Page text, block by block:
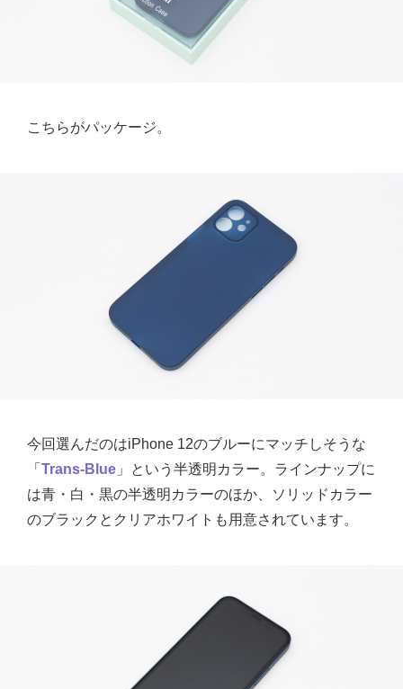
こちらがパッケージ。
今回選んだのはiPhone 12のブルーにマッチしそうな
「 Trans-Blue 」という半透明カラー。ラインナップに
は青・白・黒の半透明カラーのほか、ソリッドカラー
のブラックとクリアホワイトも用意されています。